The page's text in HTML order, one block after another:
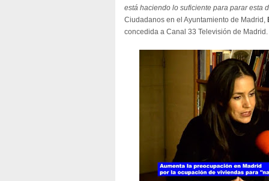
está haciendo lo suficiente para parar esta
Ciudadanos en el Ayuntamiento de Madrid,
concedida a Canal 33 Televisión de Madrid.